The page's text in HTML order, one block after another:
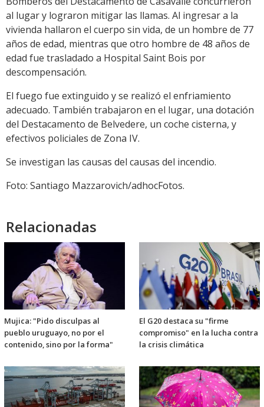
al lugar y lograron mitigar las llamas. Al ingresar a la
vivienda hallaron el cuerpo sin vida, de un hombre de 77
años de edad, mientras que otro hombre de 48 años de
edad fue trasladado a Hospital Saint Bois por
descompensación.
El fuego fue extinguido y se realizó el enfriamiento
adecuado. También trabajaron en el lugar, una dotación
del Destacamento de Belvedere, un coche cisterna, y
efectivos policiales de Zona IV.
Se investigan las causas del causas del incendio.
Foto: Santiago Mazzarovich/adhocFotos.
Relacionadas
Mujica: "Pido disculpas al
pueblo uruguayo, no por el
contenido, sino por la forma"
El G20 destaca su "firme
compromiso" en la lucha contra
la crisis climática